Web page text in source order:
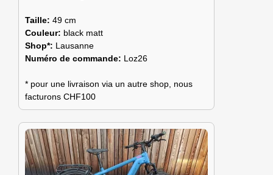
Taille: 49 cm
Couleur: black matt
Shop*: Lausanne
Numéro de commande: Loz26
* pour une livraison via un autre shop, nous
facturons CHF100